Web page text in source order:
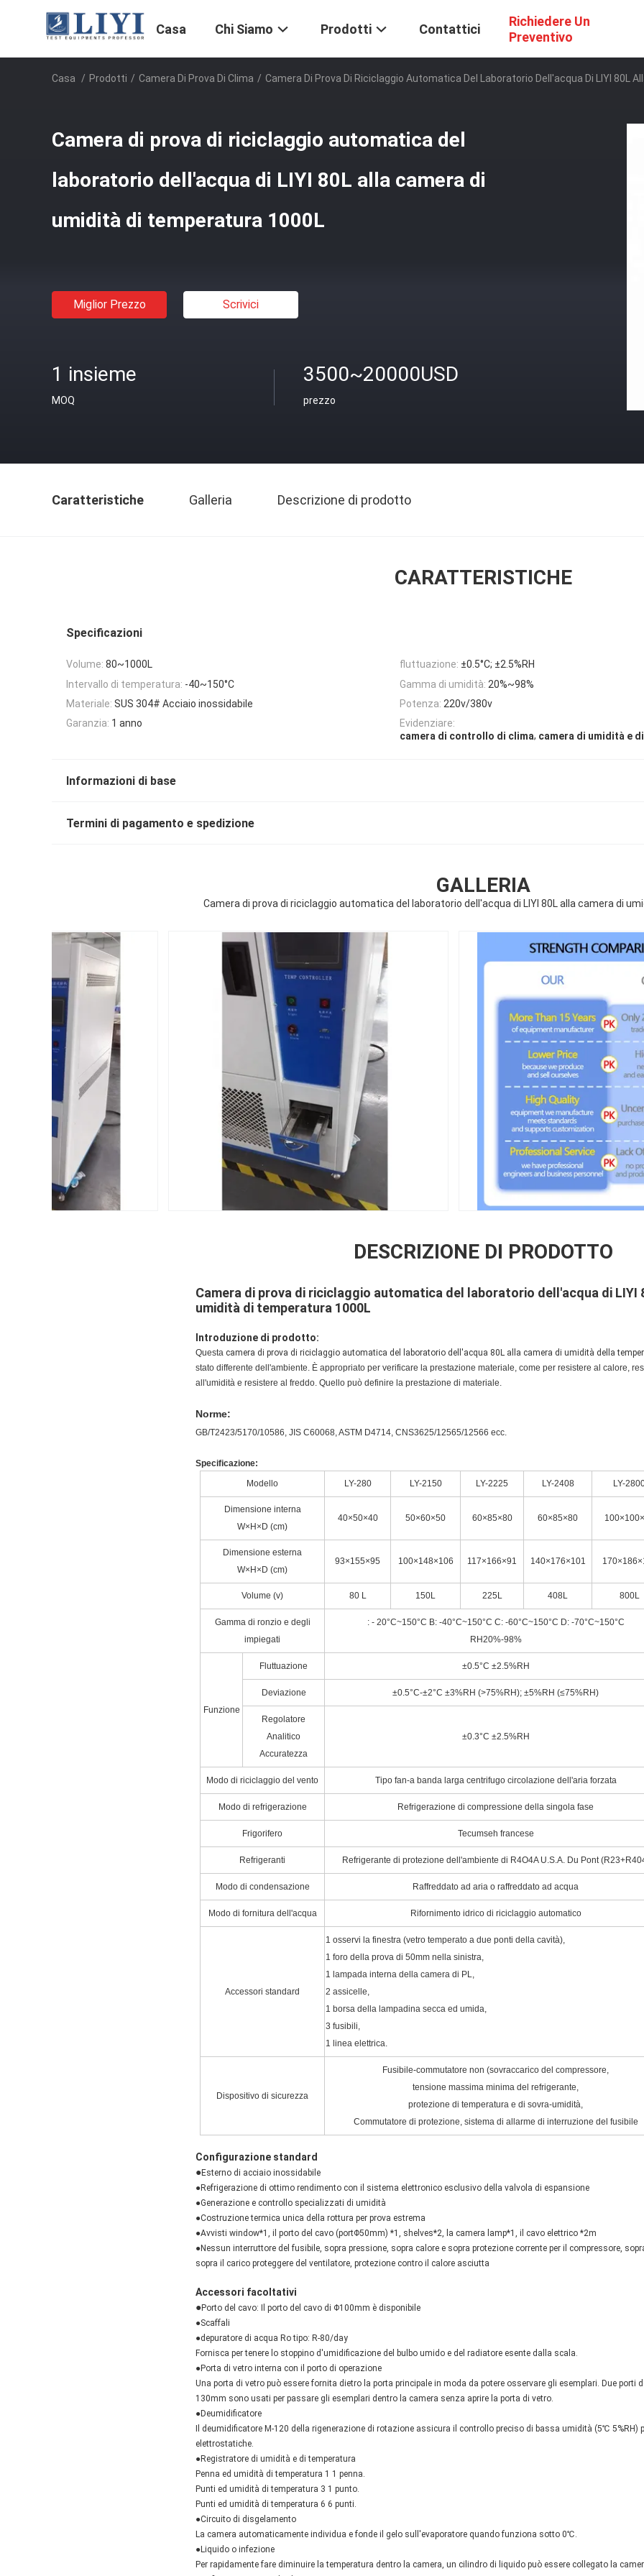
Casa Chi Siamo Prodotti Contattici
Richiedere Un
Preventivo
Casa / Prodotti / Camera Di Prova Di Clima / Camera Di Prova Di Riciclaggio Automatica Del Laboratorio Dell'acqua Di LIYI 80L
Camera di prova di riciclaggio automatica del
laboratorio dell'acqua di LIYI 80L alla camera di
umidità di temperatura 1000L
Miglior Prezzo Scrivici
1 insieme
MOQ
3500~20000USD
prezzo
Caratteristiche Galleria Descrizione di prodotto
CARATTERISTICHE
Specificazioni
Volume: 80~1000L fluttuazione: ±0.5°C; ±2.5%RH
Intervallo di temperatura: -40~150°C Gamma di umidità: 20%~98%
Materiale: SUS 304# Acciaio inossidabile Potenza: 220v/380v
Garanzia: 1 anno
Evidenziare:
camera di controllo di clima, camera di umidità e
Informazioni di base
Termini di pagamento e spedizione
GALLERIA
Camera di prova di riciclaggio automatica del laboratorio dell'acqua di LIYI 80L alla camera di
DESCRIZIONE DI PRODOTTO
Camera di prova di riciclaggio automatica del laboratorio dell'acqua di LIYI
umidità di temperatura 1000L
Introduzione di prodotto:
Questa camera di prova di riciclaggio automatica del laboratorio dell'acqua 80L alla camera di umidità della
stato differente dell'ambiente. È appropriato per verificare la prestazione materiale, come per resistere al calore,
all'umidità e resistere al freddo. Quello può definire la prestazione di materiale.
Norme:
GB/T2423/5170/10586, JIS C60068, ASTM D4714, CNS3625/12565/12566 ecc.
Specificazione:
Modello
LY-280 LY-2150 LY-2225 LY-2408 LY-
Dimensione interna
W×H×D (cm)
40×50×40 50×60×50 60×85×80 60×85×80
Dimensione esterna
W×H×D (cm)
93×155×95 100×148×106 117×166×91 140×176×101
Volume (v) 80 L 150L 225L 408L 800L
Gamma di ronzio e degli
impiegati
: - 20°C~150°C B: -40°C~150°C C: -60°C~150°C D: -70°C~150°C
RH20%-98%
Funzione
Fluttuazione ±0.5°C ±2.5%RH
Deviazione ±0.5°C-±2°C ±3%RH (>75%RH); ±5%RH (≤75%RH)
Regolatore
Analitico
Accuratezza
±0.3°C ±2.5%RH
Modo di riciclaggio del vento Tipo fan-a banda larga centrifugo circolazione dell'aria forzata
Modo di refrigerazione Refrigerazione di compressione della singola fase
Frigorifero Tecumseh francese
Refrigeranti Refrigerante di protezione dell'ambiente di R4O4A U.S.A. Du Pont
Modo di condensazione Raffreddato ad aria o raffreddato ad acqua
Modo di fornitura dell'acqua Rifornimento idrico di riciclaggio automatico
Accessori standard
1 osservi la finestra (vetro temperato a due ponti della cavità),
1 foro della prova di 50mm nella sinistra,
1 lampada interna della camera di PL,
2 assicelle,
1 borsa della lampadina secca ed umida,
3 fusibili,
1 linea elettrica.
Dispositivo di sicurezza
Fusibile-commutatore non (sovraccarico del compressore,
tensione massima minima del refrigerante,
protezione di temperatura e di sovra-umidità,
Commutatore di protezione, sistema di allarme di interruzione del fusibile
Configurazione standard
●Esterno di acciaio inossidabile
●Refrigerazione di ottimo rendimento con il sistema elettronico esclusivo della valvola di espansione
●Generazione e controllo specializzati di umidità
●Costruzione termica unica della rottura per prova estrema
●Avvisti window*1, il porto del cavo (portΦ50mm) *1, shelves*2, la camera lamp*1, il cavo elettrico *2m
●Nessun interruttore del fusibile, sopra pressione, sopra calore e sopra protezione corrente per il compressore,
sopra il carico proteggere del ventilatore, protezione contro il calore asciutta
Accessori facoltativi
●Porto del cavo: Il porto del cavo di Φ100mm è disponibile
●Scaffali
●depuratore di acqua Ro tipo: R-80/day
Fornisca per tenere lo stoppino d'umidificazione del bulbo umido e del radiatore esente dalla scala.
●Porta di vetro interna con il porto di operazione
Una porta di vetro può essere fornita dietro la porta principale in moda da potere osservare gli esemplari. Due porti
130mm sono usati per passare gli esemplari dentro la camera senza aprire la porta di vetro.
●Deumidificatore
Il deumidificatore M-120 della rigenerazione di rotazione assicura il controllo preciso di bassa umidità (5℃ 5%RH)
elettrostatiche.
●Registratore di umidità e di temperatura
Penna ed umidità di temperatura 1 1 penna.
Punti ed umidità di temperatura 3 1 punto.
Punti ed umidità di temperatura 6 6 punti.
●Circuito di disgelamento
La camera automaticamente individua e fonde il gelo sull'evaporatore quando funziona sotto 0℃.
●Liquido o infezione
Per rapidamente fare diminuire la temperatura dentro la camera, un cilindro di liquido può essere collegato la